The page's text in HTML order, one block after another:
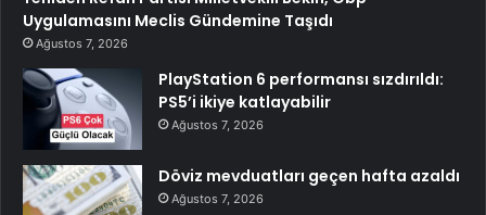
Uygulamasını Meclis Gündemine Taşıdı
Ağustos 7, 2026
PlayStation 6 performansı sızdırıldı:
PS5’i ikiye katlayabilir
Ağustos 7, 2026
Döviz mevduatları geçen hafta azaldı
Ağustos 7, 2026